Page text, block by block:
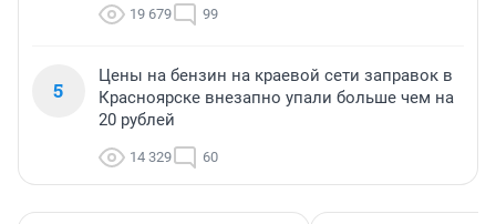
19 679 99
5
Цены на бензин на краевой сети заправок в
Красноярске внезапно упали больше чем на
20 рублей
14 329 60